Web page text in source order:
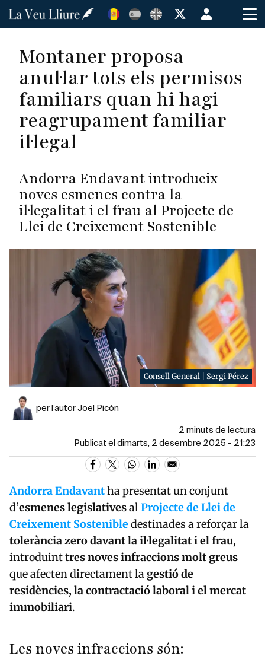
Vés
Menú
de
usuario
Montaner proposa
anul·lar tots els permisos
familiars quan hi hagi
reagrupament familiar
il·legal
Andorra Endavant introdueix
noves esmenes contra la
il·legalitat i el frau al Projecte de
Llei de Creixement Sostenible
Consell General | Sergi Pérez
per l’autor Joel Picón
2 minuts de lectura
Publicat el dimarts, 2 desembre 2025 - 21:23
Andorra Endavantha presentat un conjunt
d’esmenes legislativesalProjecte de Llei de
Creixement Sostenibledestinades a reforçar la
tolerància zero davant la il·legalitat i el frau,
introduinttres noves infraccions molt greus
que afecten directament lagestió de
residències, la contractació laboral i el mercat
immobiliari.
Les noves infraccions són: